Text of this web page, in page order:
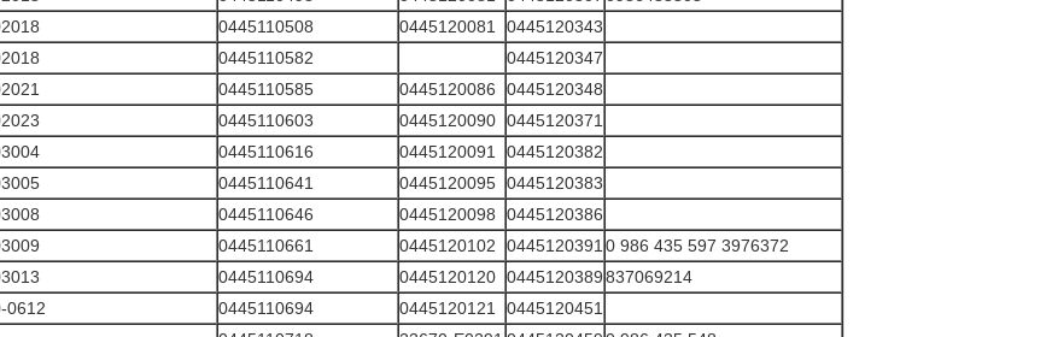
0445110508 0445120081
0445120343
0445110582
0445120347
0445110585 0445120086
0445120348
0445110603 0445120090 0445120371
0445110616 0445120091
0445120382
0445110641 0445120095 0445120383
0445110646 0445120098
0445120386
0445110661 0445120102 0445120391 0 986 435 597 3976372
0445110694 0445120120 0445120389837069214
0612
0445110694 0445120121
0445120451